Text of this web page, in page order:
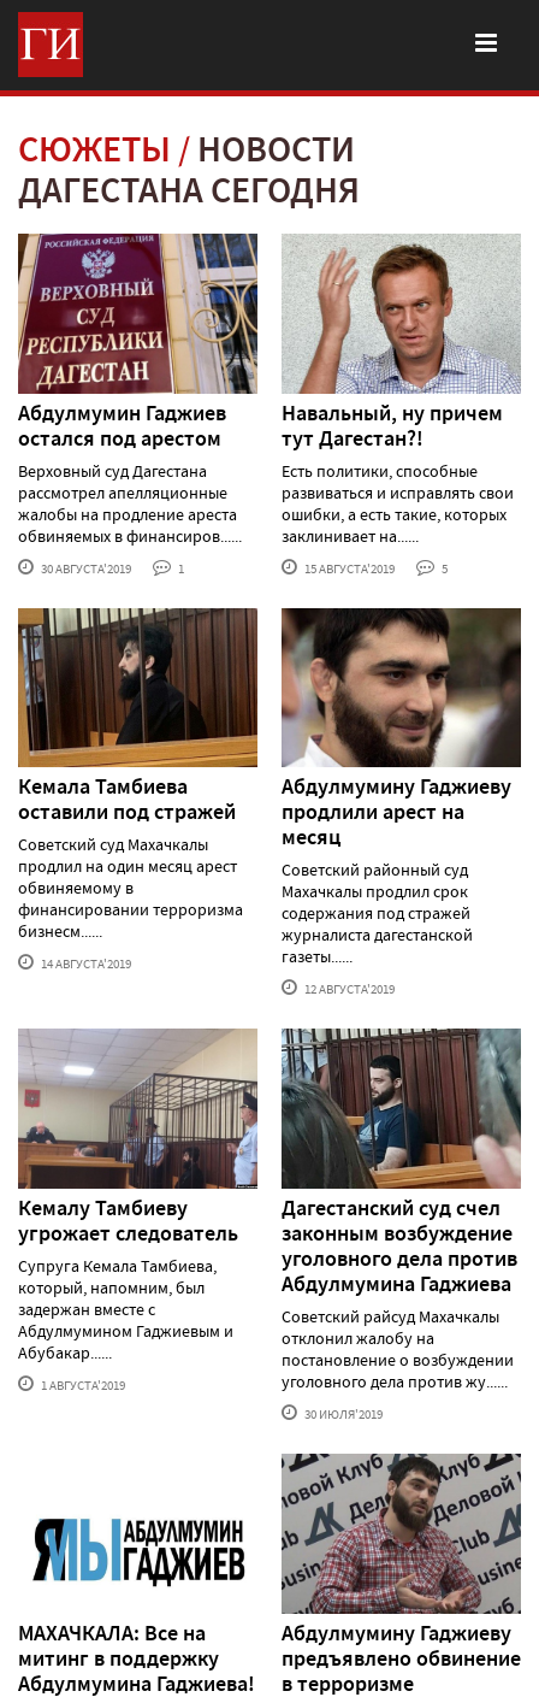
СЮЖЕТЫ
НОВОСТИ
ДАГЕСТАНА СЕГОДНЯ
Абдулмумин Гаджиев
остался под арестом
Верховный суд Дагестана
рассмотрел апелляционные
жалобы на продление ареста
обвиняемых в финансиров......
30 АВГУСТА'2019 1
Навальный, ну причем
тут Дагестан?!
Есть политики, способные
развиваться и исправлять свои
ошибки, а есть такие, которых
заклинивает на......
15 АВГУСТА'2019 5
Кемала Тамбиева
оставили под стражей
Советский суд Махачкалы
продлил на один месяц арест
обвиняемому в
финансировании терроризма
бизнесм......
14 АВГУСТА'2019
Абдулмумину Гаджиеву
продлили арест на
месяц
Советский районный суд
Махачкалы продлил срок
содержания под стражей
журналиста дагестанской
газеты......
12 АВГУСТА'2019
Кемалу Тамбиеву
угрожает следователь
Супруга Кемала Тамбиева,
который, напомним, был
задержан вместе с
Абдулмумином Гаджиевым и
Абубакар......
1 АВГУСТА'2019
Дагестанский суд счел
законным возбуждение
уголовного дела против
Абдулмумина Гаджиева
Советский райсуд Махачкалы
отклонил жалобу на
постановление о возбуждении
уголовного дела против жу......
30 ИЮЛЯ'2019
МАХАЧКАЛА: Все на
митинг в поддержку
Абдулмумина Гаджиева!
Абдулмумину Гаджиеву
предъявлено обвинение
в терроризме